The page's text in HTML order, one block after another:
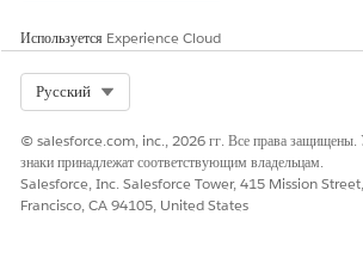
Используется Experience Cloud
Русский
© salesforce.com, inc., 2026 гг. Все права защищены.
знаки принадлежат соответствующим владельцам.
Salesforce, Inc. Salesforce Tower, 415 Mission
Francisco, CA 94105, United States